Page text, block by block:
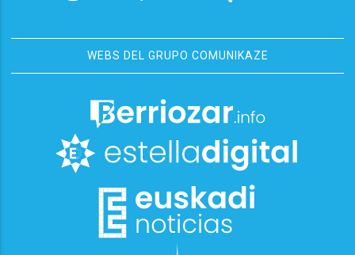
WEBS DEL GRUPO COMUNIKAZE